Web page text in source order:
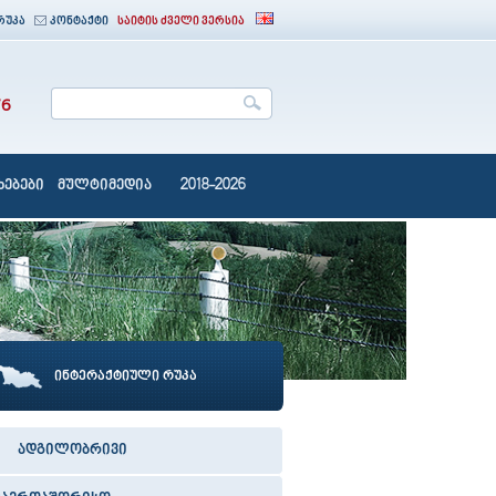
კონტაქტი საიტის ძველი ვერსია
მულტიმედია 2018-2026
ინტერაქტიული რუკა
ადგილობრივი